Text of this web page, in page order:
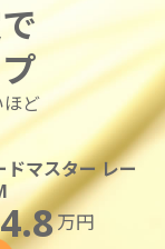
ど
ドマスター レー
万円